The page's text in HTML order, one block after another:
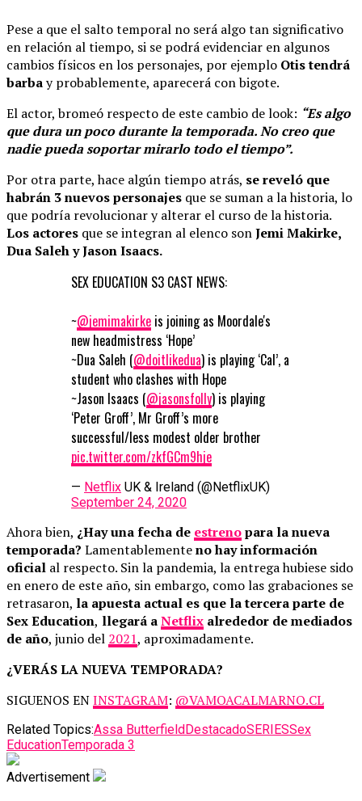
Pese a que el salto temporal no será algo tan significativo
en relación al tiempo, si se podrá evidenciar en algunos
cambios físicos en los personajes, por ejemplo Otis tendrá
barbay probablemente, aparecerá con bigote.
El actor, bromeó respecto de este cambio de look: “Es algo
que dura un poco durante la temporada. No creo que
nadie pueda soportar mirarlo todo el tiempo”.
Por otra parte, hace algún tiempo atrás, se reveló que
habrán 3 nuevos personajes que se suman a la historia, lo
que podría revolucionar y alterar el curso de la historia.
Los actores que se integran al elenco sonJemi Makirke,
Dua Saleh y Jason Isaacs.
SEX EDUCATION S3 CAST NEWS:
~@jemimakirke is joining as Moordale's
new headmistress ‘Hope’
~Dua Saleh (@doitlikedua) is playing ‘Cal’, a
student who clashes with Hope
~Jason Isaacs (@jasonsfolly) is playing
‘Peter Groff’, Mr Groff’s more
successful/less modest older brother
pic.twitter.com/zkfGCm9hje
— Netflix UK & Ireland (@NetflixUK)
September 24, 2020
Ahora bien, ¿Hay una fecha de estrenopara la nueva
temporada? Lamentablementeno hay información
oficial al respecto. Sin la pandemia, la entrega hubiese sido
en enero de este año, sin embargo, como las grabaciones se
retrasaron, la apuesta actual es que la tercera parte de
Sex Education, llegará aNetflix alrededor de mediados
de año, junio del 2021, aproximadamente.
¿VERÁS LA NUEVA TEMPORADA?
SIGUENOS ENINSTAGRAM: @VAMOACALMARNO.CL
Related Topics:Assa Butterfield DestacadoSERIESSex
EducationTemporada 3
Advertisement